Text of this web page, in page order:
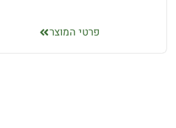
פרטי המוצר